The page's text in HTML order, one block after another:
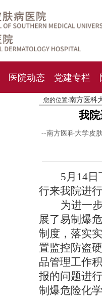
医院动态 党建专栏
就诊指南 人才
您的位置:南方医科
我
--南方医科大学皮
5月14
行来我院进
为进一
展了易制爆
制度，落实
置监控防盗
品管理工作
报的问题进
制爆危险化